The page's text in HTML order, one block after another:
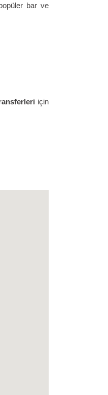
bar ve
için